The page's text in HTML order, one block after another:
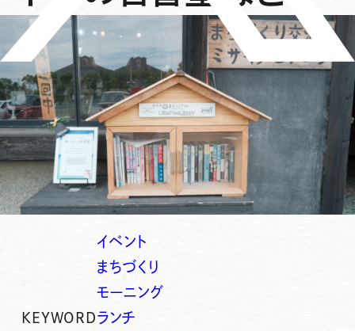
KEYWORD
イベント
まちづくり
モーニング
ランチ